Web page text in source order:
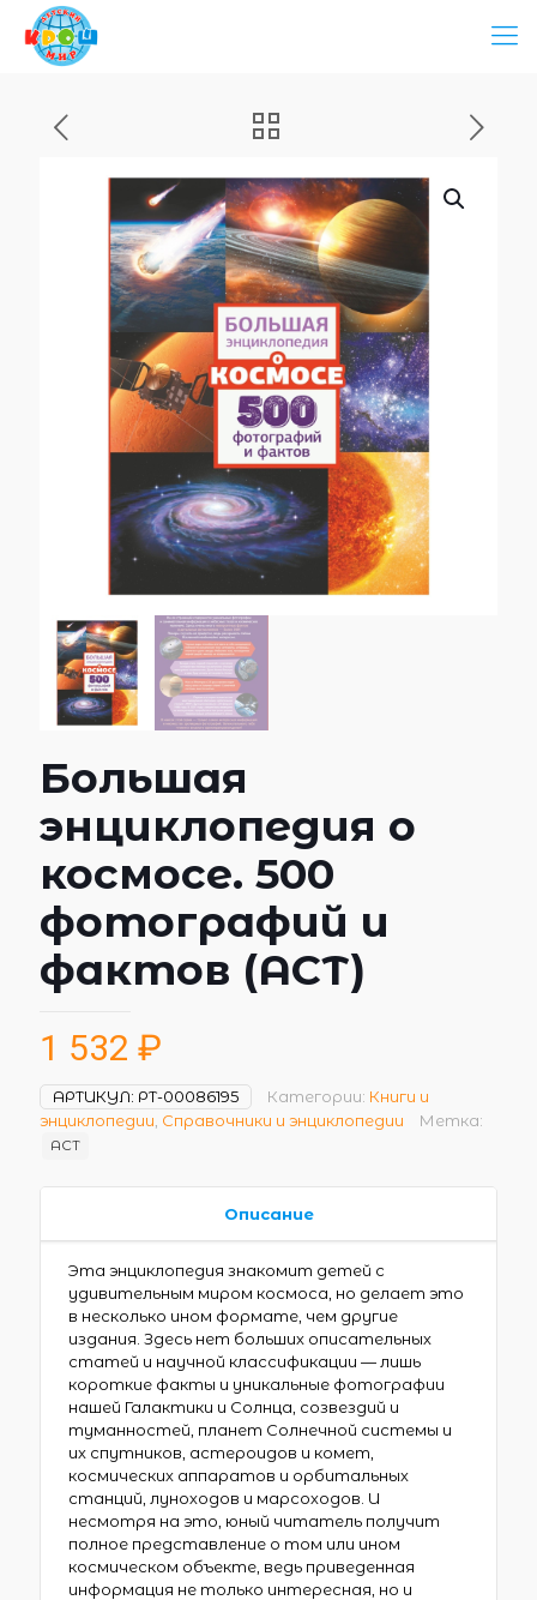
Большая
энциклопедия о
космосе. 500
фотографий и
фактов (АСТ)
1 532 ₽
АРТИКУЛ: РТ-00086195 Категории: Книги и
энциклопедии Справочники и энциклопедии Метка:
АСТ
Описание
Эта энциклопедия знакомит детей с
удивительным миром космоса, но делает это
в несколько ином формате, чем другие
издания. Здесь нет больших описательных
статей и научной классификации — лишь
короткие факты и уникальные фотографии
нашей Галактики и Солнца, созвездий и
туманностей, планет Солнечной системы и
их спутников, астероидов и комет,
космических аппаратов и орбитальных
станций, луноходов и марсоходов. И
несмотря на это, юный читатель получит
полное представление о том или ином
космическом объекте, ведь приведенная
информация не только интересная, но и